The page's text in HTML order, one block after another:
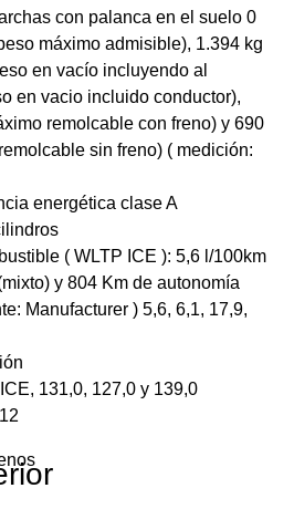
con palanca en el suelo 0
máximo admisible), 1.394 kg
en vacío incluyendo al
en vacio incluido conductor),
remolcable con freno) y 690
sin freno) ( medición:
energética clase A
( WLTP ICE ): 5,6 l/100km
y 804 Km de autonomía
Manufacturer ) 5,6, 6,1, 17,9,
131,0, 127,0 y 139,0